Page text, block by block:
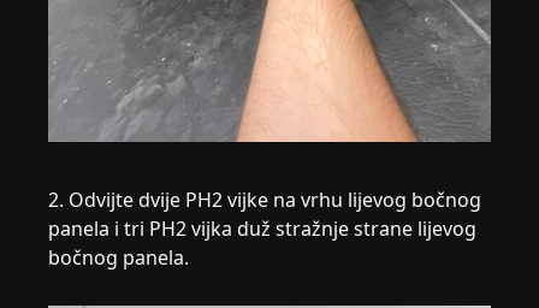
2. Odvijte dvije PH2 vijke na vrhu lijevog bočnog
panela i tri PH2 vijka duž stražnje strane lijevog
bočnog panela.